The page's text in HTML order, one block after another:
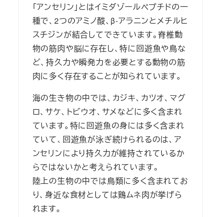
「アンセリン」とはイミダゾールペプチドの一
種で、2つのアミノ酸、β-アラニンとメチルヒ
スチジンが結合してできています。脊椎動
物の筋肉や脳に存在し、特に回遊魚や鳥な
ど、持久力や瞬発力を必要とする動物の筋
肉に多く存在することが知られています。
海の生き物の中では、カジキ、カツオ、マグ
ロ、サケ、トビウオ、サメなどに多く含まれ
ています。特に回遊魚の身には多く含まれ
ていて、回遊魚が泳ぎ続けられるのは、ア
ンセリンにより持久力が維持されているか
らではないかと考えられています。
陸上の生物の中では鳥類に多く含まれてお
り、身近な食材としては鶏ムネ肉が挙げら
れます。